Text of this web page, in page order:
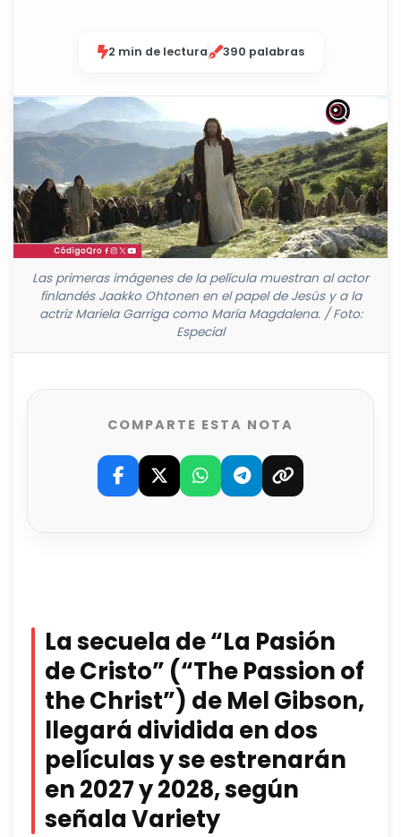
2 min de lectura 390 palabras
Las primeras imágenes de la película muestran al actor
finlandés Jaakko Ohtonen en el papel de Jesús y a la
actriz Mariela Garriga como María Magdalena. / Foto:
Especial
COMPARTE ESTA NOTA
La secuela de “La Pasión
de Cristo” (“The Passion of
the Christ”) de Mel Gibson,
llegará dividida en dos
películas y se estrenarán
en 2027 y 2028, según
señala Variety